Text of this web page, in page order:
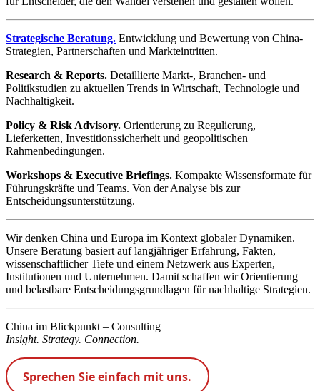
Strategische Beratung. Entwicklung und Bewertung von China-
Strategien, Partnerschaften und Markteintritten.
Research & Reports. Detaillierte Markt-, Branchen- und
Politikstudien zu aktuellen Trends in Wirtschaft, Technologie und
Nachhaltigkeit.
Policy & Risk Advisory. Orientierung zu Regulierung,
Lieferketten, Investitionssicherheit und geopolitischen
Rahmenbedingungen.
Workshops & Executive Briefings. Kompakte Wissensformate für
Führungskräfte und Teams. Von der Analyse bis zur
Entscheidungsunterstützung.
Wir denken China und Europa im Kontext globaler Dynamiken.
Unsere Beratung basiert auf langjähriger Erfahrung, Fakten,
wissenschaftlicher Tiefe und einem Netzwerk aus Experten,
Institutionen und Unternehmen. Damit schaffen wir Orientierung
und belastbare Entscheidungsgrundlagen für nachhaltige Strategien.
China im Blickpunkt – Consulting
Insight. Strategy. Connection.
Sprechen Sie einfach mit uns.